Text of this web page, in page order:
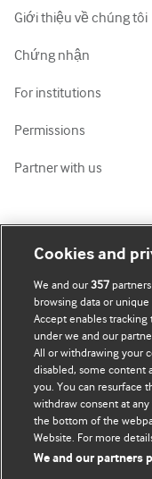
Giới thiệu về chúng tôi
Chứng nhận
For institutions
Permissions
Partner with us
Tài khoản của tôi
Đăng ký mua
Cập nhật thông tin
Cookies and
We and our357
browsing data or
Accept enables
under we and our
All or withdrawing your
disabled, some content
you. You can resurface
withdraw consent at
the bottom of the
Website. For more
We and our partners